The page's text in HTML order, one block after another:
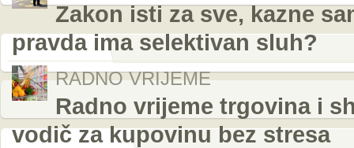
Zakon isti za sve, kazne
pravda ima selektivan sluh?
RADNO VRIJEME
Radno vrijeme trgovina i
vodič za kupovinu bez stresa